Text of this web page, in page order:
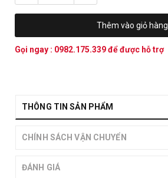
Thêm vào giỏ hàng
Gọi ngay : 0982.175.339để được hỗ trợ
THÔNG TIN SẢN PHẨM
CHÍNH SÁCH VẬN CHUYỂN
ĐÁNH GIÁ